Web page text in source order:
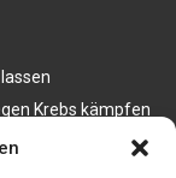
Krebs kämpfen
kannst